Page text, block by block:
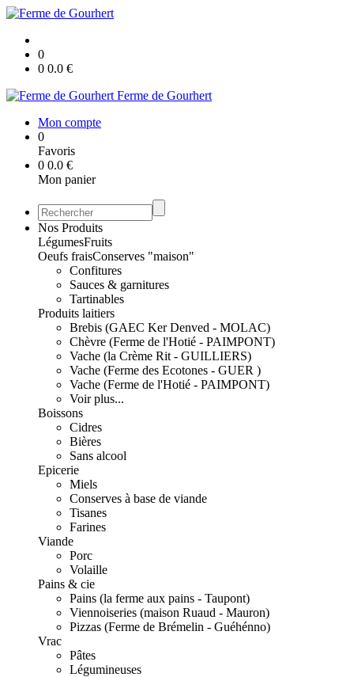
0
0 0.0 €
Ferme de Gourhert
Mon compte
0
Favoris
0 0.0 €
Mon panier
Nos Produits
LégumesFruits
Oeufs fraisConserves "maison"
Confitures
Sauces & garnitures
Tartinables
Produits laitiers
Brebis (GAEC Ker Denved - MOLAC)
Chèvre (Ferme de l'Hotié - PAIMPONT)
Vache (la Crème Rit - GUILLIERS)
Vache (Ferme des Ecotones - GUER )
Vache (Ferme de l'Hotié - PAIMPONT)
Voir plus...
Boissons
Cidres
Bières
Sans alcool
Epicerie
Miels
Conserves à base de viande
Tisanes
Farines
Viande
Porc
Volaille
Pains & cie
Pains (la ferme aux pains - Taupont)
Viennoiseries (maison Ruaud - Mauron)
Pizzas (Ferme de Brémelin - Guéhénno)
Vrac
Pâtes
Légumineuses